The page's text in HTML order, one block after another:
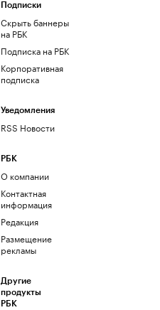
Подписки
Скрыть баннеры
на РБК
Подписка на РБК
Корпоративная
подписка
Уведомления
RSS Новости
РБК
О компании
Контактная
информация
Редакция
Размещение
рекламы
Другие
продукты
РБК